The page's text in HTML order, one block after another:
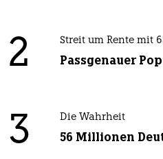
2 Streit um Rente mit
Passgenauer
3 Die Wahrheit
56 Millionen